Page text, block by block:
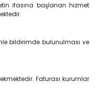
ifasına başlanan hizmet
bildirimde bulunulması ve
Faturası kurumlar